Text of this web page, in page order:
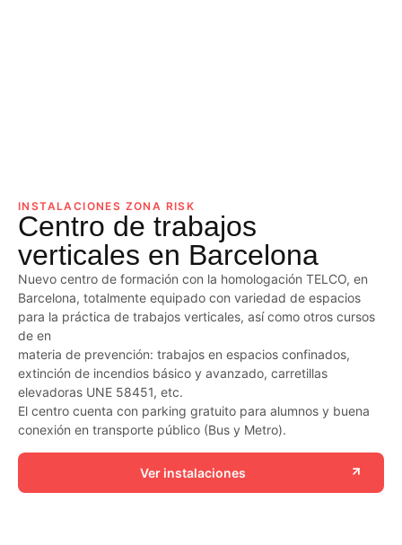
INSTALACIONES ZONA RISK
Centro de trabajos
verticales en Barcelona
Nuevo centro de formación con la homologación TELCO, en
Barcelona, totalmente equipado con variedad de espacios
para la práctica de trabajos verticales, así como otros cursos
de en
materia de prevención: trabajos en espacios confinados,
extinción de incendios básico y avanzado, carretillas
elevadoras UNE 58451, etc.
El centro cuenta con parking gratuito para alumnos y buena
conexión en transporte público (Bus y Metro).
Ver instalaciones